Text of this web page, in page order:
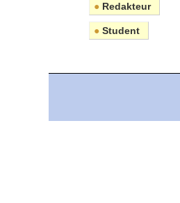
● Redakteur
● Student